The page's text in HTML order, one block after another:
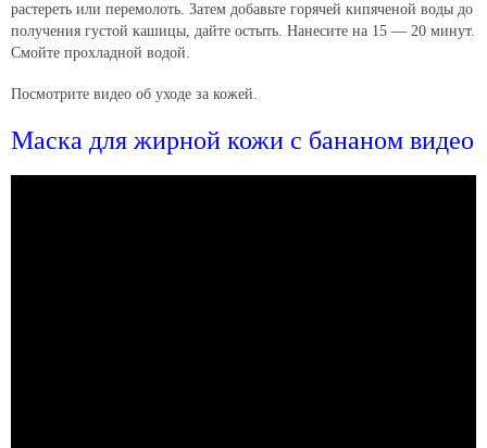
растереть или перемолоть. Затем добавьте горячей кипяченой воды до
получения густой кашицы, дайте остыть. Нанесите на 15 — 20 минут.
Смойте прохладной водой.
Посмотрите видео об уходе за кожей.
Маска для жирной кожи с бананом видео